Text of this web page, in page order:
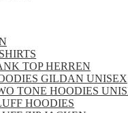
TOP HERREN
GILDAN UNISEX
TONE HOODIES
HOODIES